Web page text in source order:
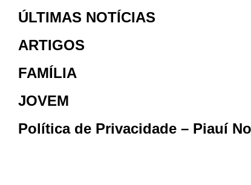
ÚLTIMAS NOTÍCIAS
ARTIGOS
FAMÍLIA
JOVEM
Política de Privacidade – Piauí